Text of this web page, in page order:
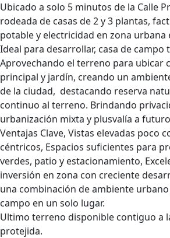
Ubicado a solo 5 minutos de la Calle
rodeada de casas de 2 y 3 plantas,
potable y electricidad en zona urbana
Ideal para desarrollar, casa de campo
Aprovechando el terreno para ubicar
principal y jardín, creando un
de la ciudad, destacando reserva
continuo al terreno. Brindando
urbanización mixta y plusvalía a
Ventajas Clave, Vistas elevadas poco
céntricos, Espacios suficientes para
verdes, patio y estacionamiento,
inversión en zona con creciente
una combinación de ambiente
campo en un solo lugar.
Ultimo terreno disponible contiguo a
protejida.